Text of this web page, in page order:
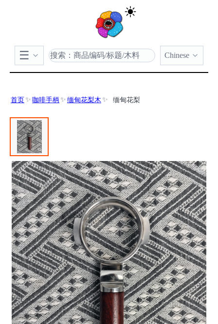
Chinese
首页 咖啡手柄 缅甸花梨木 缅甸花梨